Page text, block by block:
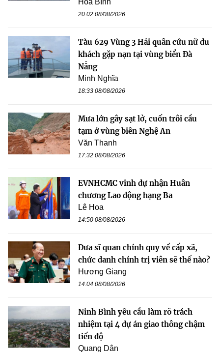
Hòa Bình
20:02 08/08/2026
Tàu 629 Vùng 3 Hải quân cứu nữ du
khách gặp nạn tại vùng biển Đà
Nẵng
Minh Nghĩa
18:33 08/08/2026
Mưa lớn gây sạt lở, cuốn trôi cầu
tạm ở vùng biên Nghệ An
Văn Thanh
17:32 08/08/2026
EVNHCMC vinh dự nhận Huân
chương Lao động hạng Ba
Lê Hoa
14:50 08/08/2026
Đưa sĩ quan chính quy về cấp xã,
chức danh chính trị viên sẽ thế nào?
Hương Giang
14:04 08/08/2026
Ninh Bình yêu cầu làm rõ trách
nhiệm tại 4 dự án giao thông chậm
tiến độ
Quang Dân